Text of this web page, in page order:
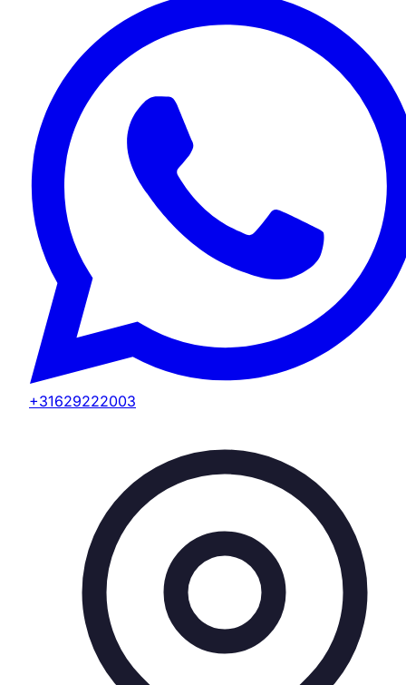
+31629222003